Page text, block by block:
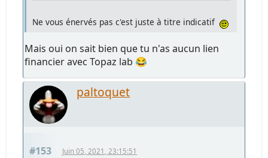
Ne vous énervés pas c'est juste à titre indicatif
Mais oui on sait bien que tu n'as aucun lien
financier avec Topaz lab 😂
paltoquet
#153 Juin 05, 2021, 23:15:51